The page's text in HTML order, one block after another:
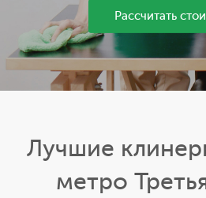
Рассчитать
Лучшие
метро